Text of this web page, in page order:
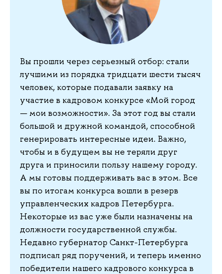
Вы прошли через серьезный отбор: стали
лучшими из порядка тридцати шести тысяч
человек, которые подавали заявку на
участие в кадровом конкурсе «Мой город
— мои возможности». За этот год вы стали
большой и дружной командой, способной
генерировать интересные идеи. Важно,
чтобы и в будущем вы не теряли друг
друга и приносили пользу нашему городу.
А мы готовы поддерживать вас в этом. Все
вы по итогам конкурса вошли в резерв
управленческих кадров Петербурга.
Некоторые из вас уже были назначены на
должности государственной службы.
Недавно губернатор Санкт-Петербурга
подписал ряд поручений, и теперь именно
победители нашего кадрового конкурса в